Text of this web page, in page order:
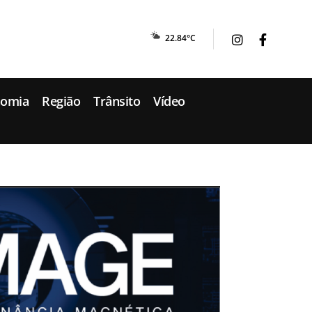
22.84°C
Região Trânsito
Vídeo